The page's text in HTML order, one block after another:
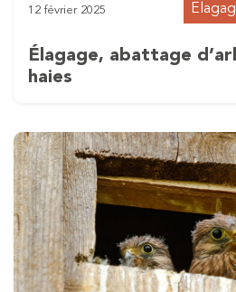
12 février 2025
Élagage, abattage
haies